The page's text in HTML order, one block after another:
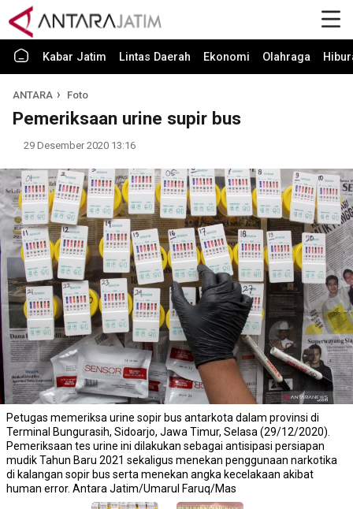
Kabar Jatim Lintas Daerah Ekonomi Olahraga
ANTARA Foto
Pemeriksaan urine supir bus
29 Desember 2020 13:16
Petugas memeriksa urine sopir bus antarkota dalam provinsi di
Terminal Bungurasih, Sidoarjo, Jawa Timur, Selasa (29/12/2020).
Pemeriksaan tes urine ini dilakukan sebagai antisipasi persiapan
mudik Tahun Baru 2021 sekaligus menekan penggunaan narkotika
di kalangan sopir bus serta menekan angka kecelakaan akibat
human error. Antara Jatim/Umarul Faruq/Mas